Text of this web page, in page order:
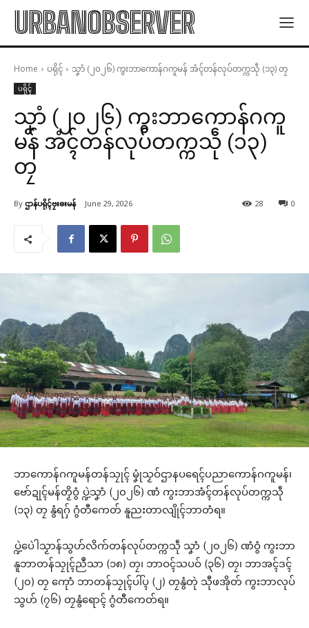
URBANOBSERVER
Home ပရိုၚ် သၞာံ (၂၀၂၆) ကွးဘာကောန်ဂကူမန် အံၚ်တန်လုပ်တက္ကသဵု (၁၃) တၠ
ပရိုၚ်
သၞာံ (၂၀၂၆) ကွးဘာကောန်ဂကူ
မန် အံၚ်တန်လုပ်တက္ကသဵု (၁၃)
တၠ
By ဌာန်ပရိုၚ်ဗၠးၜးမန် June 29, 2026 0
28
ဘာကောန်ဂကူမန်တန်သၠုၚ် မၞုံသၟဝ်ဌာနပရေၚ်ပညာကောန်ဂကူမန်၊
ဗော်ဍုၚ်မန်တၟိဝွံ ပ္ဍဲသၞာံ (၂၀၂၆) ဏံ ကွးဘာအံၚ်တန်လုပ်တက္ကသဵု
(၁၃) တၠ နွံရဂှ် ဂွံတီကေတ် နူညးတာလျိုၚ်ဘာတံရ။
ပ္ဍဲပေဲါသၟာန်သွဟ်လိက်တန်လုပ်တက္ကသဵု သၞာံ (၂၀၂၆) ဏံဝွံ ကွးဘာ
နူဘာတန်သၠုၚ်ညဳသာ (၁၈) တၠ၊ ဘာဝၚ်သပဝ် (၃၆) တၠ၊ ဘာအၚ်ဒၚ်
(၂၀) တၠ ကေုာံ ဘာတန်သၠုၚ်ပါ်ပ္ၚ (၂) တၠနွံတုဲ သီုဖအိုတ် ကွးဘာလုပ်
သွဟ် (၇၆) တၠနွံရောၚ် ဂွံတီကေတ်ရ။